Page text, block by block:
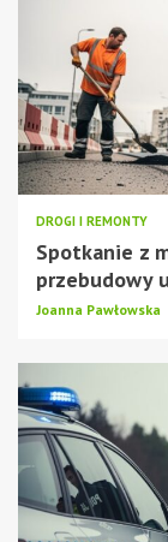
DROGI I REMONTY
Spotkanie z
przebudowy
Joanna Pawłowska